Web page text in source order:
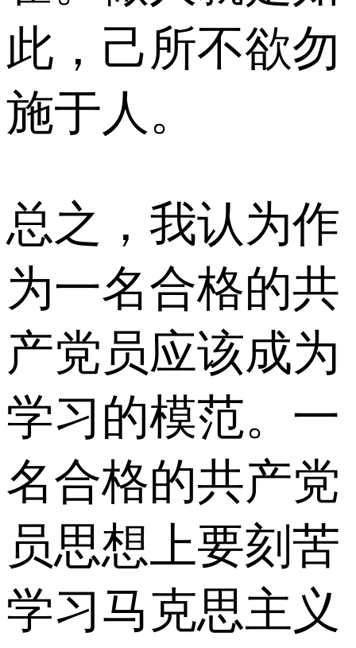
此，己所不欲勿
施于人。
总之，我认为作
为一名合格的共
产党员应该成为
学习的模范。一
名合格的共产党
员思想上要刻苦
学习马克思主义